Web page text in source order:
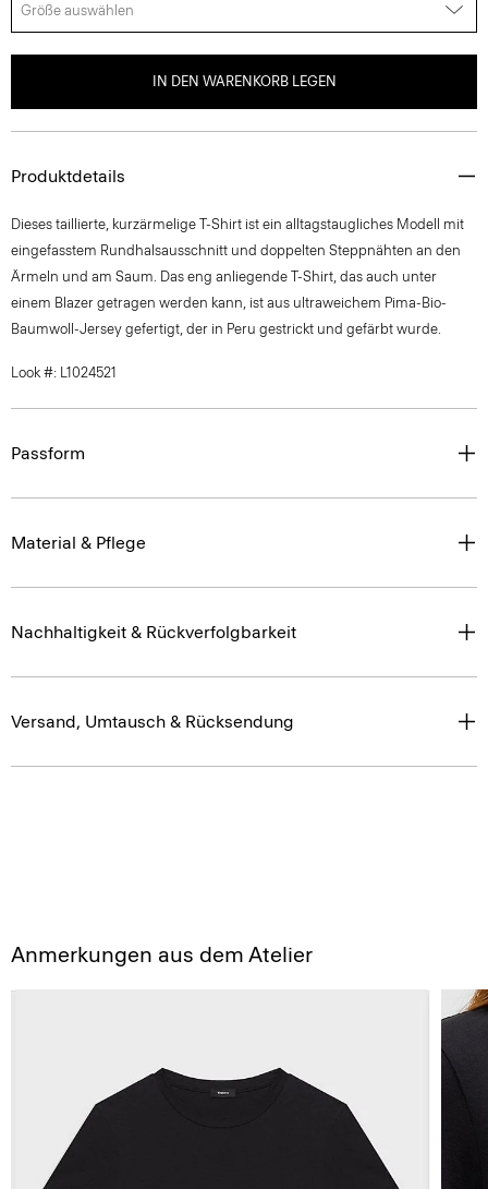
Größe auswählen
IN DEN WARENKORB LEGEN
Produktdetails
Dieses taillierte, kurzärmelige T-Shirt ist ein alltagstaugliches Modell mit
eingefasstem Rundhalsausschnitt und doppelten Steppnähten an den
Ärmeln und am Saum. Das eng anliegende T-Shirt, das auch unter
einem Blazer getragen werden kann, ist aus ultraweichem Pima-Bio-
Baumwoll-Jersey gefertigt, der in Peru gestrickt und gefärbt wurde.
Look #: L1024521
Passform
Material & Pflege
Nachhaltigkeit & Rückverfolgbarkeit
Versand, Umtausch & Rücksendung
Anmerkungen aus dem Atelier